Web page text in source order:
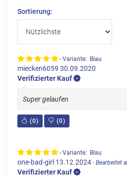
Sortierung:
- Variante: Blau
miecken6059 30.09.2020
Verifizierter Kauf
Super gelaufen
(0) (0)
- Variante: Blau
one-bad-girl 13.12.2024 - Bearbeitet
Verifizierter Kauf